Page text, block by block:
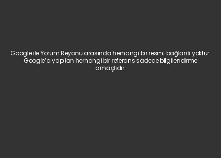
Google ile Yorum Reyonu arasında herhangi bir resmi bağlantı yoktur.
Google’a yapılan herhangi bir referans sadece bilgilendirme
amaçlıdır.